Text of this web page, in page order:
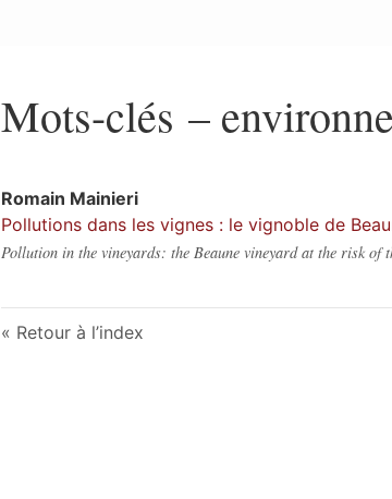
Mots-clés –
Romain Mainieri
Pollutions dans les vignes : le vignoble de
Pollution in the vineyards: the Beaune vineyard at the risk of
Retour à l’index